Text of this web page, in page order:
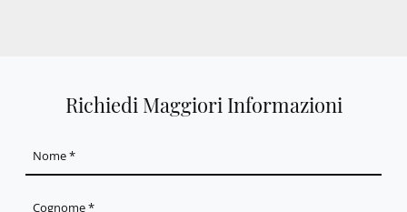
Richiedi Maggiori Informazioni